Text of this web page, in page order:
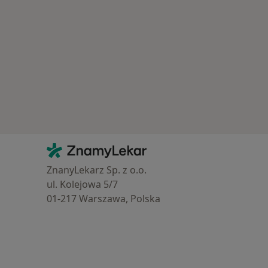
Kontakt
ZnamyLekar - Hlavní stránka
ZnanyLekarz Sp. z o.o.
ul. Kolejowa 5/7
01-217 Warszawa, Polska